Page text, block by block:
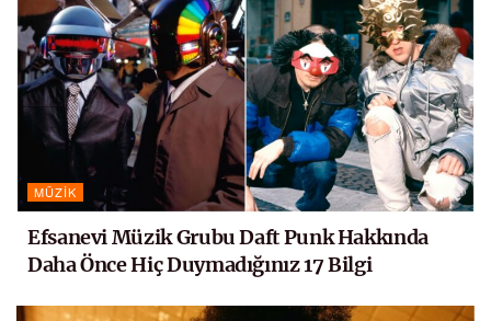
MÜZIK
Efsanevi Müzik Grubu Daft Punk Hakkında
Daha Önce Hiç Duymadığınız 17 Bilgi